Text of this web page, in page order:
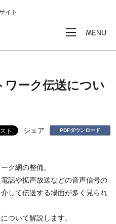
イト
ワーク伝送につい
シェア PDFダウンロード
ク網の整備。
話や拡声放送などの音声信号の
して伝送する場面が多く見られ
ついて解説します。